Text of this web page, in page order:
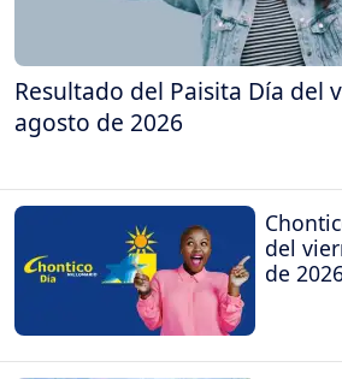
Resultado del Paisita Día del
agosto de 2026
del
de